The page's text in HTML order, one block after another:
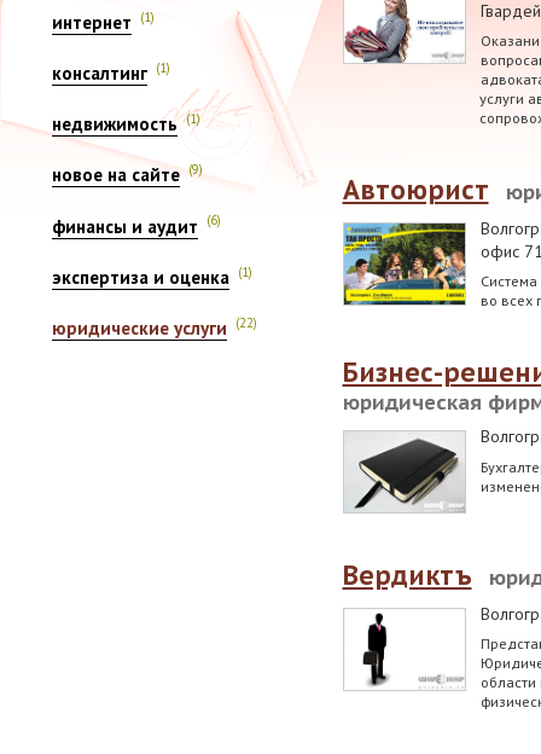
интернет (1)
консалтинг (1)
недвижимость (1)
новое на сайте (9)
финансы и аудит (6)
экспертиза и оценка (1)
юридические услуги (22)
услуги
Автоюрист
офис
во всех
Бизнес-
юридическая
Вердиктъ